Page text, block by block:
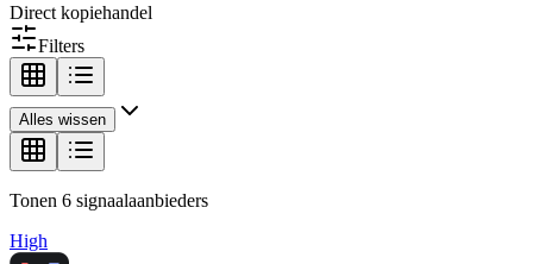
Direct kopiehandel
Filters
Alles wissen
Tonen 6 signaalaanbieders
High